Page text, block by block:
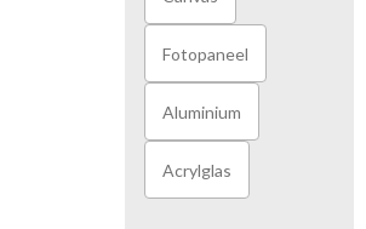
Fotopaneel
Aluminium
Acrylglas